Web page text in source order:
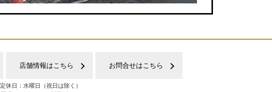
店舗情報はこちら お問合せはこちら
定休日：水曜日（祝日は除く）